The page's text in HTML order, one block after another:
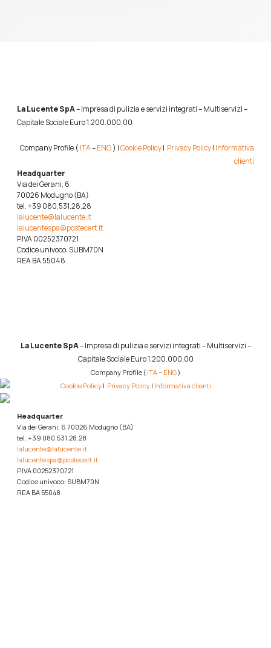
La Lucente SpA– Impresa di pulizia e servizi integrati – Multiservizi –
Capitale Sociale Euro 1.200.000,00
Company Profile ( ITA–ENG) |Cookie Policy| Privacy Policy| Informativa
clienti
Headquarter
Via dei Gerani, 6
70026 Modugno (BA)
tel. +39 080.531.28.28
lalucente@lalucente.it
lalucentespa@postecert.it
P.IVA 00252370721
Codice univoco: SUBM70N
REA BA 55048
La Lucente SpA– Impresa di pulizia e servizi integrati – Multiservizi –
Capitale Sociale Euro 1.200.000,00
Company Profile ( ITA– ENG)
Cookie Policy| Privacy Policy| Informativa clienti
Headquarter
Via dei Gerani, 6 70026 Modugno (BA)
tel. +39 080.531.28.28
lalucente@lalucente.it
lalucentespa@postecert.it
P.IVA 00252370721
Codice univoco: SUBM70N
REA BA 55048